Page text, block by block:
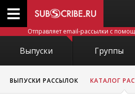
Отправляет email-рассылки с
Выпуски Группы
ВЫПУСКИ РАССЫЛОК КАТАЛОГ